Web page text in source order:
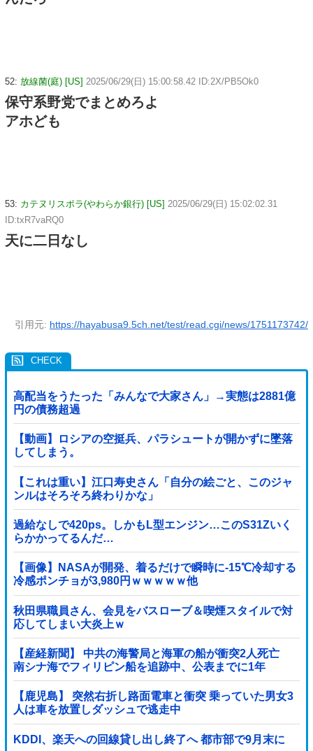
52: 放線菌(庭) [US] 2025/06/29(日) 15:00:58.42 ID:2X/PB5Ok0
保守系野党でまとめろよ
アホども
53: カテヌリスポラ(やわらか銀行) [US] 2025/06/29(日) 15:02:02.31
ID:txR7vaRQ0
天に二日なし
引用元: https://hayabusa9.5ch.net/test/read.cgi/news/1751173742/
高配当をうたった「みんなで大家さん」→実態は2881億
円の債務超過
【動画】ロシアの空挺兵、パラシュートが開かずに墜落
してしまう。
【これは重い】江口寿史さん「自分の絵ごと、このジャ
ンルはそろそろ終わりかな」
過給なしで420ps。しかもL型エンジン…このS31Zいく
らかかってるんだ…
【画像】NASAが開発、着るだけで瞬時に-15℃冷却する
冷感ポンチョが3,980円ｗｗｗｗｗ他
秋田県職員さん、会見をバスローブ＆喫煙スタイルで対
応してしまい大炎上ｗ
【産経新聞】 中共の海警局と海軍の船が衝突2人死亡
南シナ海でフィリピン船を追跡中、公表までに1年
【鹿児島】 突然右折し路面電車と衝突 乗っていた男女3
人は車を放置しダッシュで逃走中
KDDI、楽天への回線貸し出し終了へ 都市部で9月末に